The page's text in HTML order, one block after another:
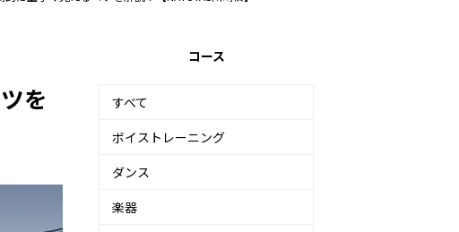
を
コース
すべて
ボイストレーニング
ダンス
楽器